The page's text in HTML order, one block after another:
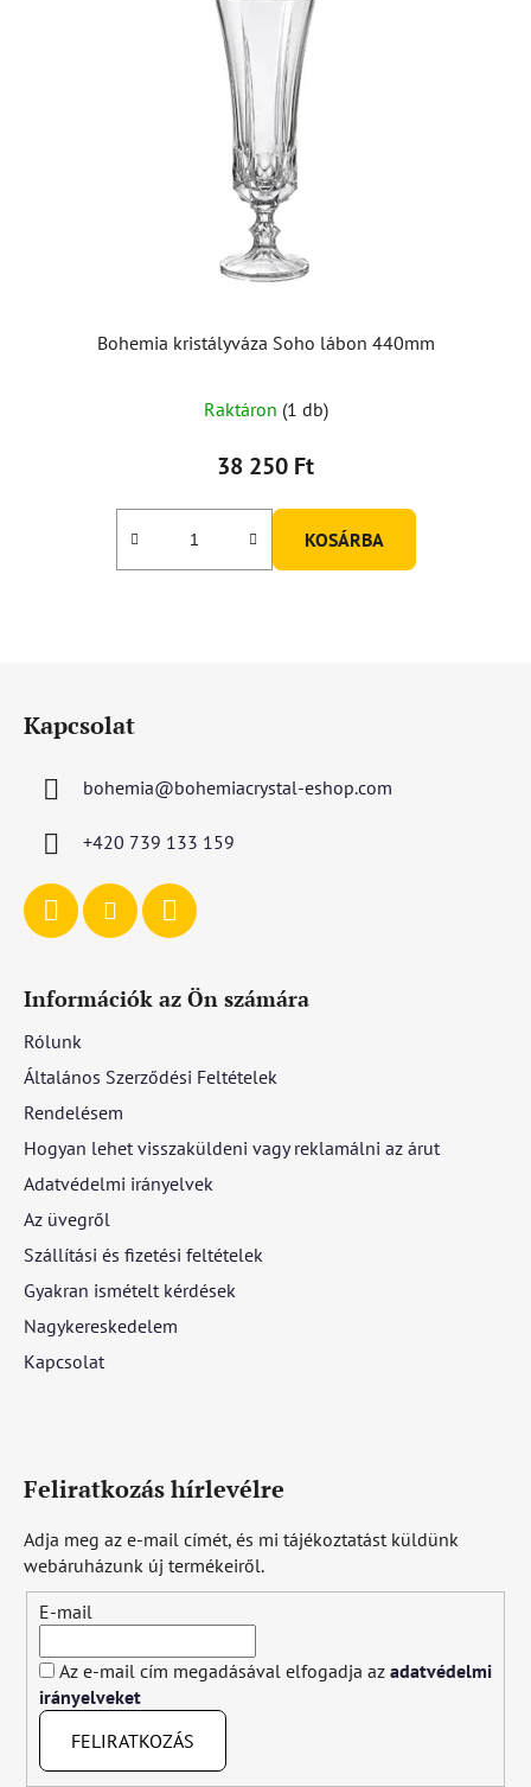
Bohemia kristályváza Soho lábon 440mm
Raktáron (1 db)
38 250 Ft
KOSÁRBA
Kapcsolat
bohemia@bohemiacrystal-eshop.com
+420 739 133 159
Információk az Ön számára
Rólunk
Általános Szerződési Feltételek
Rendelésem
Hogyan lehet visszaküldeni vagy reklamálni az árut
Adatvédelmi irányelvek
Az üvegről
Szállítási és fizetési feltételek
Gyakran ismételt kérdések
Nagykereskedelem
Kapcsolat
Feliratkozás hírlevélre
Adja meg az e-mail címét, és mi tájékoztatást küldünk
webáruházunk új termékeiről.
E-mail
Az e-mail cím megadásával elfogadja az adatvédelmi
irányelveket
FELIRATKOZÁS